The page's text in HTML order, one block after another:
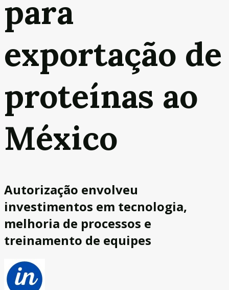
para
exportação de
proteínas ao
México
Autorização envolveu
investimentos em tecnologia,
melhoria de processos e
treinamento de equipes